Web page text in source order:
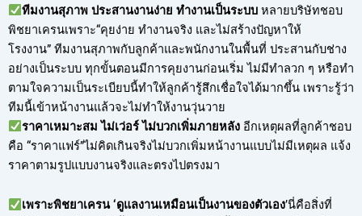
ทีมงานสุภาพ ประสานงานง่าย ทำงานเป็นระบบ หลายบริษัทชอบ
พิชยาเครนเพราะ“คุยง่าย ทำงานจริง และไม่สร้างปัญหาให้
โรงงาน” ทีมงานสุภาพกับลูกค้าและพนักงานในพื้นที่ ประสานกับช่าง
อย่างเป็นระบบ ทุกขั้นตอนมีการคุยงานก่อนเริ่ม ไม่มีทำลวก ๆ หรือทำ
ตามใจความเป็นระเบียบนี้ทำให้ลูกค้ารู้สึกเชื่อใจได้มากขึ้น เพราะรู้ว่า
ทีมนี้เข้าหน้างานแล้วจะไม่ทำให้งานวุ่นวาย
ราคาเหมาะสม ไม่เว่อร์ ไม่บวกเพิ่มภายหลังอีกเหตุผลที่ลูกค้าชอบ
คือ “ราคาแฟร์”ไม่คิดเกินจริงไม่บวกเพิ่มหน้างานแบบไม่มีเหตุผล แจ้ง
ราคาตามรูปแบบงานจริงและตรงไปตรงมา
เพราะพิชยาเครน ‘ดูแลงานเหมือนเป็นงานของตัวเอง’นี่คือสิ่งที่